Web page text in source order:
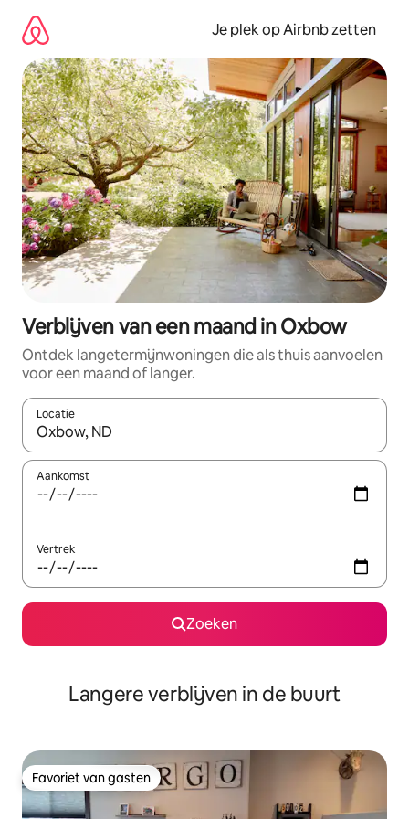
direct
naar
inhoud
Je plek op Airbnb zetten
Verblijven van een maand in Oxbow
Ontdek langetermijnwoningen die als thuis aanvoelen
voor een maand of langer.
Locatie
Wanneer er resultaten beschikbaar zijn, maak je een keuze
Aankomst
Vertrek
Zoeken
Langere verblijven in de buurt
Favoriet van gasten
Favoriet van gasten